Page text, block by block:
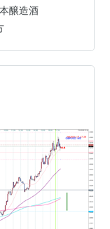
！ ぴろしきは
も、自分から
。 これはいい
で、初心者の
！ ■日本酒と
本醸造酒